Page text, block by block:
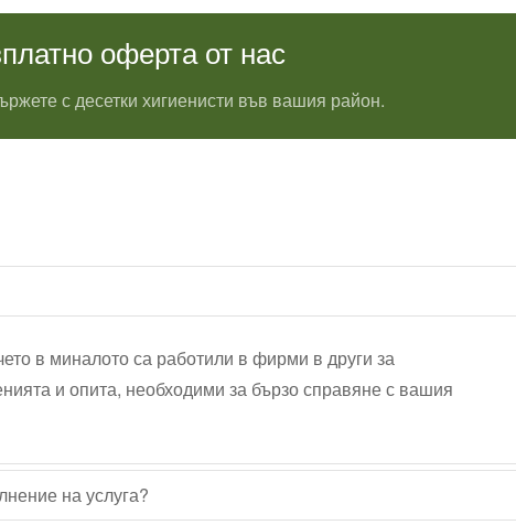
оферта от нас
с десетки хигиенисти във вашия район.
в миналото са работили в фирми в други за
и опита, необходими за бързо справяне с вашия
на услуга?